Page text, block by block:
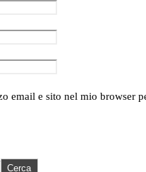
email e sito nel mio browser
Cerca